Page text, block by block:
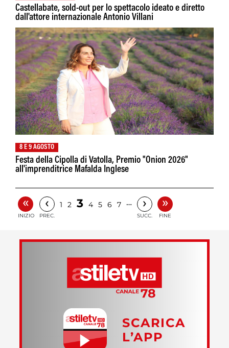
Castellabate, sold-out per lo spettacolo ideato e diretto
dall'attore internazionale Antonio Villani
8 E 9 AGOSTO
Festa della Cipolla di Vatolla, Premio "Onion 2026"
all'imprenditrice Mafalda Inglese
«
INIZIO
‹
PREC.
1 2 3 4 5 6 7 … ›
SUCC.
»
FINE
SCARICA
L’APP